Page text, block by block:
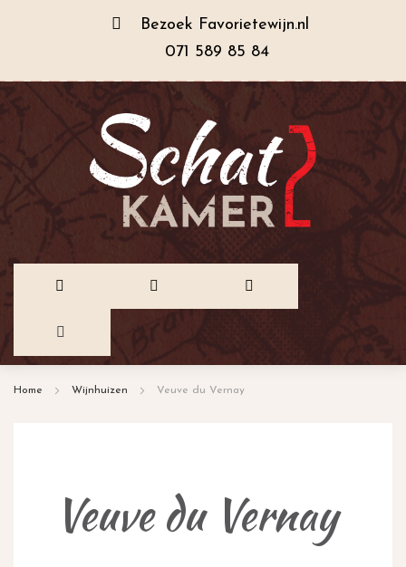
Bezoek Favorietewijn.nl
071 589 85 84
Home Wijnhuizen Veuve du Vernay
Veuve du Vernay